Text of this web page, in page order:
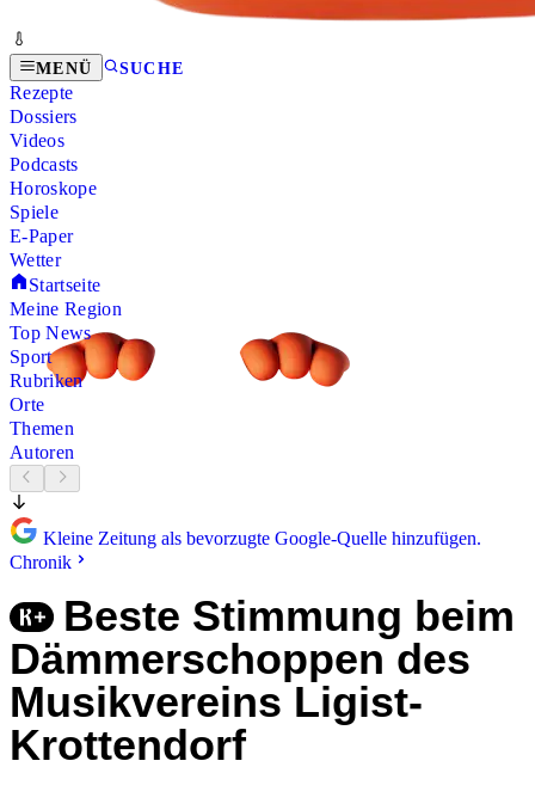
MENÜ SUCHE
Rezepte
Dossiers
Videos
Podcasts
Horoskope
Spiele
E-Paper
Wetter
Startseite
Meine Region
Top News
Sport
Rubriken
Orte
Themen
Autoren
Kleine Zeitung als bevorzugte Google-Quelle hinzufügen.
Chronik
Beste Stimmung beim
Dämmerschoppen des
Musikvereins Ligist-
Krottendorf